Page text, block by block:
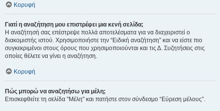
Κορυφή
Γιατί η αναζήτηση μου επιστρέφει μια κενή σελίδα;
Η αναζήτησή σας επέστρεψε πολλά αποτελέσματα για να διαχειριστεί ο
διακομιστής ιστού. Χρησιμοποιήστε την “Ειδική αναζήτηση” και να είστε πιο
συγκεκριμένοι στους όρους που χρησιμοποιούνται και τις Δ. Συζητήσεις στις
οποίες θέλετε να γίνει η αναζήτηση.
Κορυφή
Πώς μπορώ να αναζητήσω για μέλη;
Επισκεφθείτε τη σελίδα "Μέλη" και πατήστε στον σύνδεσμο “Εύρεση μέλους”.